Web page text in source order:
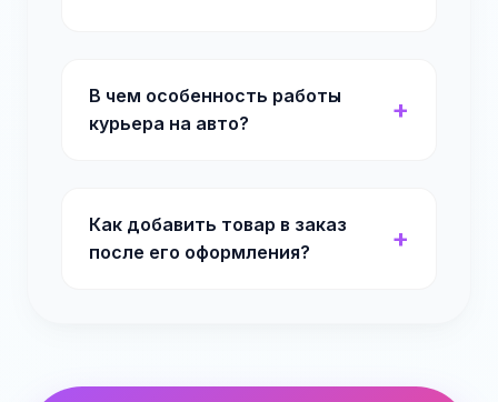
В чем особенность работы
курьера на авто?
Как добавить товар в заказ
после его оформления?